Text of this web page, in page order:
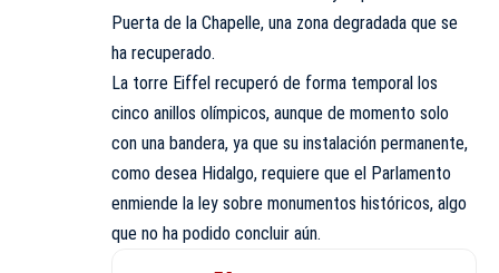
Puerta de la Chapelle, una zona degradada que se
ha recuperado.
La torre Eiffel recuperó de forma temporal los
cinco anillos olímpicos, aunque de momento solo
con una bandera, ya que su instalación permanente,
como desea Hidalgo, requiere que el Parlamento
enmiende la ley sobre monumentos históricos, algo
que no ha podido concluir aún.